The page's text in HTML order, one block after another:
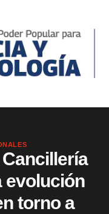
evolución
torno a